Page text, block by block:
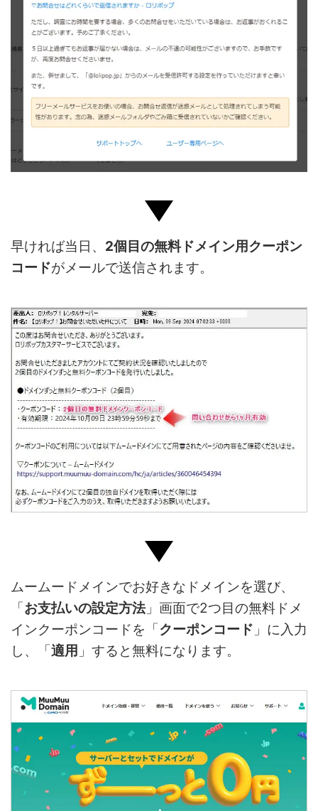
早ければ当日、 2個目の無料ドメイン用クーポン
コードがメールで送信されます。
ムームードメインでお好きなドメインを選び、
「お支払いの設定方法」画面で2つ目の無料ドメ
インクーポンコードを「クーポンコード 」に入力
し、「適用 」すると無料になります。